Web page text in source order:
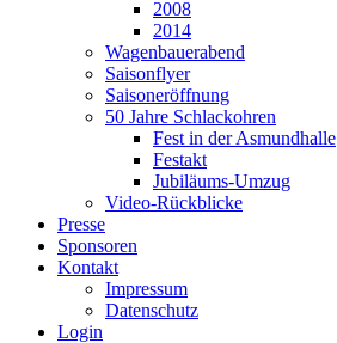
2008
2014
Wagenbauerabend
Saisonflyer
Saisoneröffnung
50 Jahre Schlackohren
Fest in der Asmundhalle
Festakt
Jubiläums-Umzug
Video-Rückblicke
Presse
Sponsoren
Kontakt
Impressum
Datenschutz
Login